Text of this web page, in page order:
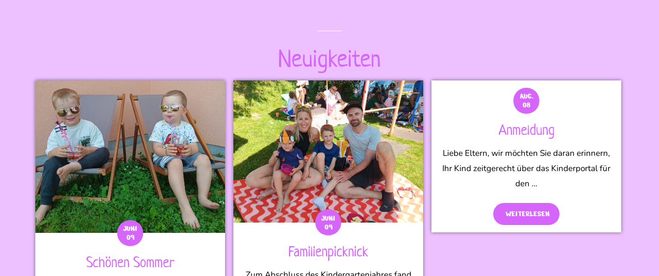
Neuigkeiten
JUNI
09
Schönen Sommer
JUNI
09
Familienpicknick
AUG.
08
Anmeldung
Liebe Eltern, wir möchten Sie daran erinnern,
Ihr Kind zeitgerecht über das Kinderportal für
den …
WEITERLESEN